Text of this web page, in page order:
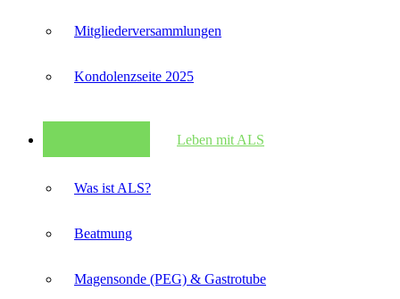
Mitglieder­versammlungen
Kondolenzseite 2025
Leben mit ALS
Was ist ALS?
Beatmung
Magensonde (PEG) & Gastrotube